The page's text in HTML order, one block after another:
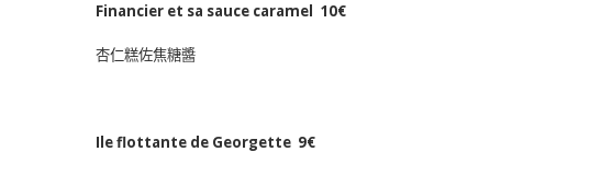
Financier et sa sauce caramel 10€
杏仁糕佐焦糖醬
Ile flottante de Georgette 9€